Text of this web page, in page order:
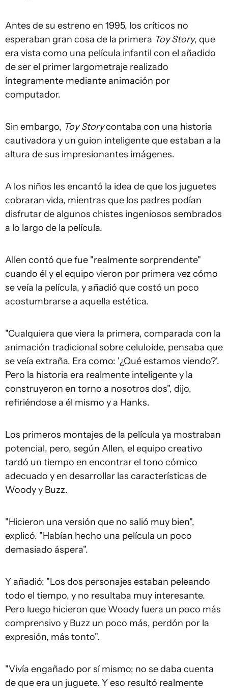
Antes de su estreno en 1995, los críticos no
esperaban gran cosa de la primera Toy Story, que
era vista como una película infantil con el añadido
de ser el primer largometraje realizado
íntegramente mediante animación por
computador.
Sin embargo, Toy Storycontaba con una historia
cautivadora y un guion inteligente que estaban a la
altura de sus impresionantes imágenes.
A los niños les encantó la idea de que los juguetes
cobraran vida, mientras que los padres podían
disfrutar de algunos chistes ingeniosos sembrados
a lo largo de la película.
Allen contó que fue "realmente sorprendente"
cuando él y el equipo vieron por primera vez cómo
se veía la película, y añadió que costó un poco
acostumbrarse a aquella estética.
"Cualquiera que viera la primera, comparada con la
animación tradicional sobre celuloide, pensaba que
se veía extraña. Era como: '¿Qué estamos viendo?'.
Pero la historia era realmente inteligente y la
construyeron en torno a nosotros dos", dijo,
refiriéndose a él mismo y a Hanks.
Los primeros montajes de la película ya mostraban
potencial, pero, según Allen, el equipo creativo
tardó un tiempo en encontrar el tono cómico
adecuado y en desarrollar las características de
Woody y Buzz.
"Hicieron una versión que no salió muy bien",
explicó. "Habían hecho una película un poco
demasiado áspera".
Y añadió: "Los dos personajes estaban peleando
todo el tiempo, y no resultaba muy interesante.
Pero luego hicieron que Woody fuera un poco más
comprensivo y Buzz un poco más, perdón por la
expresión, más tonto".
"Vivía engañado por sí mismo; no se daba cuenta
de que era un juguete. Y eso resultó realmente